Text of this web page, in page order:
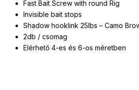
Fast Bait Screw with round Rig
Invisible bait stops
Shadow hooklink 25lbs – Camo
2db / csomag
Elérhető 4-es és 6-os méretben